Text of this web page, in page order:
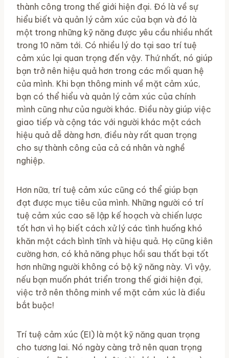
thành công trong thế giới hiện đại. Đó là về sự
hiểu biết và quản lý cảm xúc của bạn và đó là
một trong những kỹ năng được yêu cầu nhiều nhất
trong 10 năm tới. Có nhiều lý do tại sao trí tuệ
cảm xúc lại quan trọng đến vậy. Thứ nhất, nó giúp
bạn trở nên hiệu quả hơn trong các mối quan hệ
của mình. Khi bạn thông minh về mặt cảm xúc,
bạn có thể hiểu và quản lý cảm xúc của chính
mình cũng như của người khác. Điều này giúp việc
giao tiếp và cộng tác với người khác một cách
hiệu quả dễ dàng hơn, điều này rất quan trọng
cho sự thành công của cả cá nhân và nghề
nghiệp.
Hơn nữa, trí tuệ cảm xúc cũng có thể giúp bạn
đạt được mục tiêu của mình. Những người có trí
tuệ cảm xúc cao sẽ lập kế hoạch và chiến lược
tốt hơn vì họ biết cách xử lý các tình huống khó
khăn một cách bình tĩnh và hiệu quả. Họ cũng kiên
cường hơn, có khả năng phục hồi sau thất bại tốt
hơn những người không có bộ kỹ năng này. Vì vậy,
nếu bạn muốn phát triển trong thế giới hiện đại,
việc trở nên thông minh về mặt cảm xúc là điều
bắt buộc!
Trí tuệ cảm xúc (EI) là một kỹ năng quan trọng
cho tương lai. Nó ngày càng trở nên quan trọng